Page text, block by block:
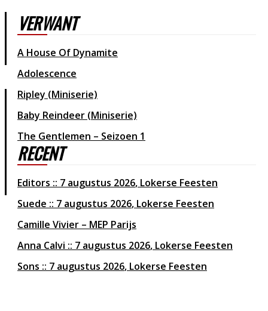
VERWANT
A House Of Dynamite
Adolescence
Ripley (Miniserie)
Baby Reindeer (Miniserie)
The Gentlemen – Seizoen 1
RECENT
Editors 7 augustus 2026 Lokerse Feesten
Suede
7 augustus 2026 Lokerse Feesten
Camille Vivier – MEP Parijs
Anna Calvi
7 augustus 2026 Lokerse Feesten
Sons
7 augustus 2026 Lokerse Feesten